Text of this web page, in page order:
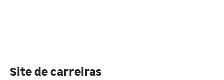
Site de carreiras